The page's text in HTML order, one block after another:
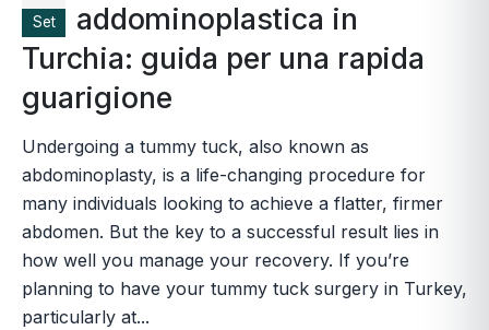
Set
addominoplastica in
Turchia: guida per una rapida
guarigione
Undergoing a tummy tuck, also known as
abdominoplasty, is a life-changing procedure for
many individuals looking to achieve a flatter, firmer
abdomen. But the key to a successful result lies in
how well you manage your recovery. If you’re
planning to have your tummy tuck surgery in Turkey,
particularly at...